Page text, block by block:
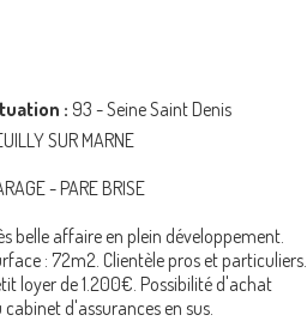
: 93 - Seine Saint Denis
SUR MARNE
- PARE BRISE
belle affaire en plein développement.
: 72m2. Clientèle pros et particuliers.
loyer de 1.200€. Possibilité d'achat
cabinet d'assurances en sus.